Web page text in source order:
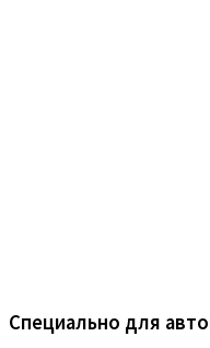
Специально для